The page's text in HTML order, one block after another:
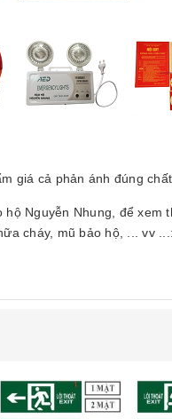
giá cả phản ánh đúng
Nguyễn Nhung, để
cháy, mũ bảo hộ, ... vv ...: